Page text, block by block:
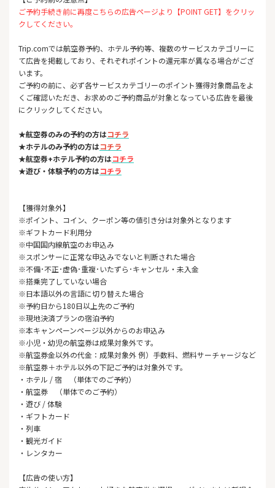
ご予約手続き前に再度こちらの広告ページより【POINT GET】をクリッ
クしてください。
Trip.comでは航空券予約、ホテル予約等、複数のサービスカテゴリーに
て広告を掲載しており、それぞれポイントの還元率が異なる場合がござ
います。
ご予約の前に、必ず各サービスカテゴリーのポイント獲得対象商品をよ
くご確認いただき、お求めのご予約商品が対象となっている広告を最後
にクリックしてください。
★航空券のみの予約の方はコチラ
★ホテルのみ予約の方はコチラ
★航空券+ホテル予約の方はコチラ
★遊び・体験予約の方はコチラ
【獲得対象外】
※ポイント、コイン、クーポン等の値引き分は対象外となります
※ギフトカード利用分
※中国国内線航空のお申込み
※スポンサーに正常な申込みでないと判断された場合
※不備･不正･虚偽･重複･いたずら･キャンセル・未入金
※搭乗完了していない場合
※日本語以外の言語に切り替えた場合
※予約日から180日以上先のご予約
※現地決済プランの宿泊予約
※本キャンペーンページ以外からのお申込み
※小児・幼児の航空券は成果対象外です。
※航空券金以外の代金：成果対象外 例）手数料、燃料サーチャージなど
※航空券＋ホテル以外の下記ご予約は対象外です。
・ホテル / 宿 （単体でのご予約）
・航空券 （単体でのご予約）
・遊び / 体験
・ギフトカード
・列車
・観光ガイド
・レンタカー
【広告の使い方】